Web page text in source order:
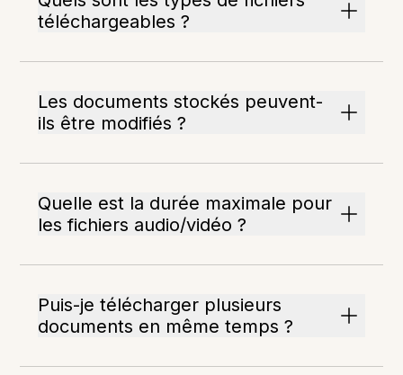
téléchargeables ?
Les documents stockés peuvent-
ils être modifiés ?
Quelle est la durée maximale pour
les fichiers audio/vidéo ?
Puis-je télécharger plusieurs
documents en même temps ?